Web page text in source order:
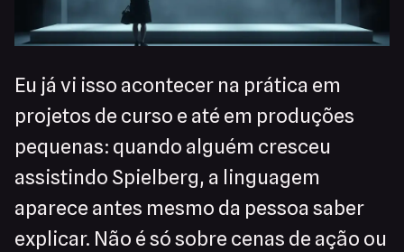
Eu já vi isso acontecer na prática em
projetos de curso e até em produções
pequenas: quando alguém cresceu
assistindo Spielberg, a linguagem
aparece antes mesmo da pessoa saber
explicar. Não é só sobre cenas de ação ou